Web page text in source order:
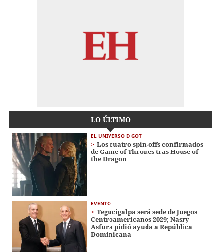
LO ÚLTIMO
EL UNIVERSO D GOT
Los cuatro spin-offs confirmados
de Game of Thrones tras House of
the Dragon
EVENTO
Tegucigalpa será sede de Juegos
Centroamericanos 2029; Nasry
Asfura pidió ayuda a República
Dominicana